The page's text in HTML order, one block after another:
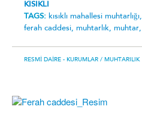
KISIKLI
TAGS: kısıklı mahallesi muhtarlığı,
ferah caddesi, muhtarlık, muhtar,
RESMI DAIRE - KURUMLAR / MUHTARILIK